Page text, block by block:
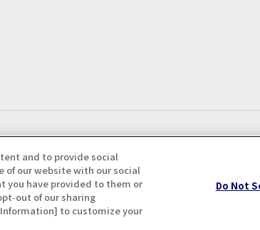
プライバシー・クッキーポリシ
and to provide social
of our website with our social
you have provided to them or
out of our sharing
to customize your
Do Not